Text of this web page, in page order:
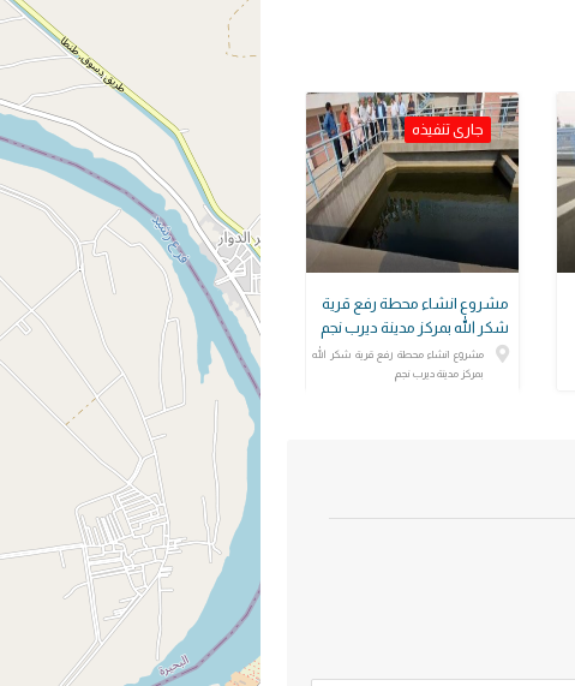
جارى تنفيذه
مشروع انشاء محطة رفع قرية
شكر الله بمركز مدينة ديرب نجم
مشروع انشاء محطة رفع قرية شكر الله
بمركز مدينة ديرب نجم